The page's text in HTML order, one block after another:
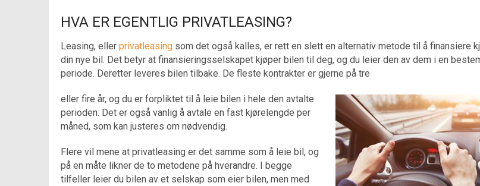
HVA ER EGENTLIG PRIVATLEASING?
Leasing, eller privatleasing som det også kalles, er rett en slett en alternativ metode til å finansiere
din nye bil. Det betyr at finansieringsselskapet kjøper bilen til deg, og du leier den av dem i en
periode. Deretter leveres bilen tilbake. De fleste kontrakter er gjerne på tre
eller fire år, og du er forpliktet til å leie bilen i hele den avtalte
perioden. Det er også vanlig å avtale en fast kjørelengde per
måned, som kan justeres om nødvendig.
Flere vil mene at privatleasing er det samme som å leie bil, og
på en måte likner de to metodene på hverandre. I begge
tilfeller leier du bilen av et selskap som eier bilen, men med